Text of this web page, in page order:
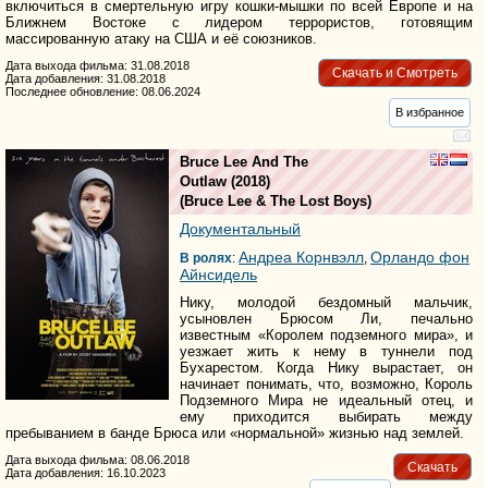
включиться в смертельную игру кошки-мышки по всей Европе и на
Ближнем Востоке с лидером террористов, готовящим
массированную атаку на США и её союзников.
Скачать и Смотреть
Дата выхода фильма: 31.08.2018
Дата добавления: 31.08.2018
Последнее обновление: 08.06.2024
В избранное
Bruce Lee And The
Outlaw (2018)
(Bruce Lee & The Lost Boys)
Документальный
В ролях: Андреа Корнвэлл, Орландо фон
Айнсидель
Нику, молодой бездомный мальчик,
усыновлен Брюсом Ли, печально
известным «Королем подземного мира», и
уезжает жить к нему в туннели под
Бухарестом. Когда Нику вырастает, он
начинает понимать, что, возможно, Король
Подземного Мира не идеальный отец, и
ему приходится выбирать между
пребыванием в банде Брюса или «нормальной» жизнью над землей.
Скачать
Дата выхода фильма: 08.06.2018
Дата добавления: 16.10.2023